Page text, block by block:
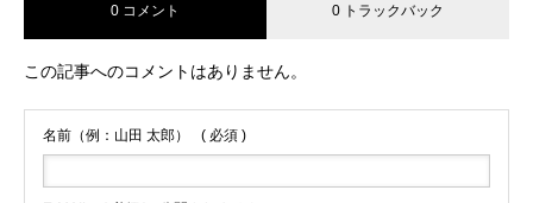
0 コメント 0 トラックバック
この記事へのコメントはありません。
名前（例：山田 太郎） ( 必須 )